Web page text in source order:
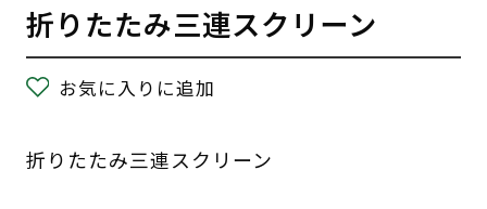
折りたたみ三連スクリーン
お気に入りに追加
折りたたみ三連スクリーン